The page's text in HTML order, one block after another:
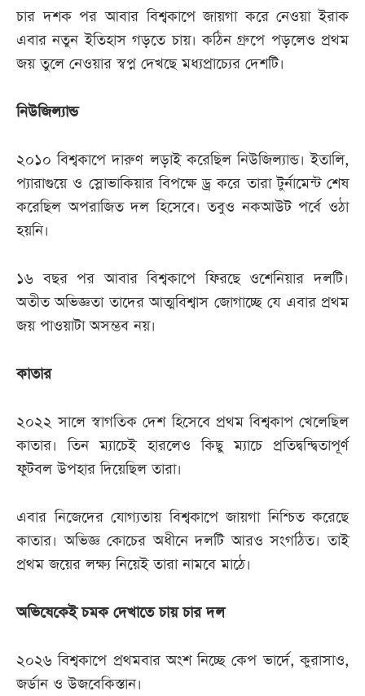
চার দশক পর আবার বিশ্বকাপে জায়গা করে নেওয়া ইরাক
এবার নতুন ইতিহাস গড়তে চায়। কঠিন গ্রুপে পড়লেও প্রথম
জয় তুলে নেওয়ার স্বপ্ন দেখছে মধ্যপ্রাচ্যের দেশটি।
নিউজিল্যান্ড
২০১০ বিশ্বকাপে দারুণ লড়াই করেছিল নিউজিল্যান্ড। ইতালি,
প্যারাগুয়ে ও স্লোভাকিয়ার বিপক্ষে ড্র করে তারা টুর্নামেন্ট শেষ
করেছিল অপরাজিত দল হিসেবে। তবুও নকআউট পর্বে ওঠা
হয়নি।
১৬ বছর পর আবার বিশ্বকাপে ফিরছে ওশেনিয়ার দলটি।
অতীত অভিজ্ঞতা তাদের আত্মবিশ্বাস জোগাচ্ছে যে এবার প্রথম
জয় পাওয়াটা অসম্ভব নয়।
কাতার
২০২২ সালে স্বাগতিক দেশ হিসেবে প্রথম বিশ্বকাপ খেলেছিল
কাতার। তিন ম্যাচেই হারলেও কিছু ম্যাচে প্রতিদ্বন্দ্বিতাপূর্ণ
ফুটবল উপহার দিয়েছিল তারা।
এবার নিজেদের যোগ্যতায় বিশ্বকাপে জায়গা নিশ্চিত করেছে
কাতার। অভিজ্ঞ কোচের অধীনে দলটি আরও সংগঠিত। তাই
প্রথম জয়ের লক্ষ্য নিয়েই তারা নামবে মাঠে।
অভিষেকেই চমক দেখাতে চায় চার দল
২০২৬ বিশ্বকাপে প্রথমবার অংশ নিচ্ছে কেপ ভার্দে, কুরাসাও,
জর্ডান ও উজবেকিস্তান।